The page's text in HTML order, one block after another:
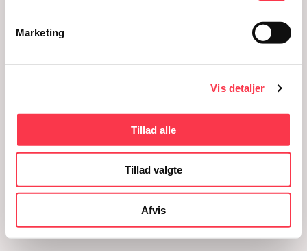
Marketing
Vis detaljer
Tillad alle
Tillad valgte
Afvis